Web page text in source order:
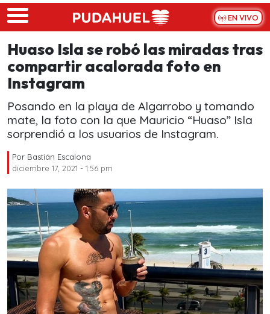
Skip to main content
EN VIVO
Huaso Isla se robó las miradas tras
compartir acalorada foto en
Instagram
Posando en la playa de Algarrobo y tomando
mate, la foto con la que Mauricio “Huaso” Isla
sorprendió a los usuarios de Instagram.
Por Bastián Escalona
diciembre 17, 2021 - 1:56 pm